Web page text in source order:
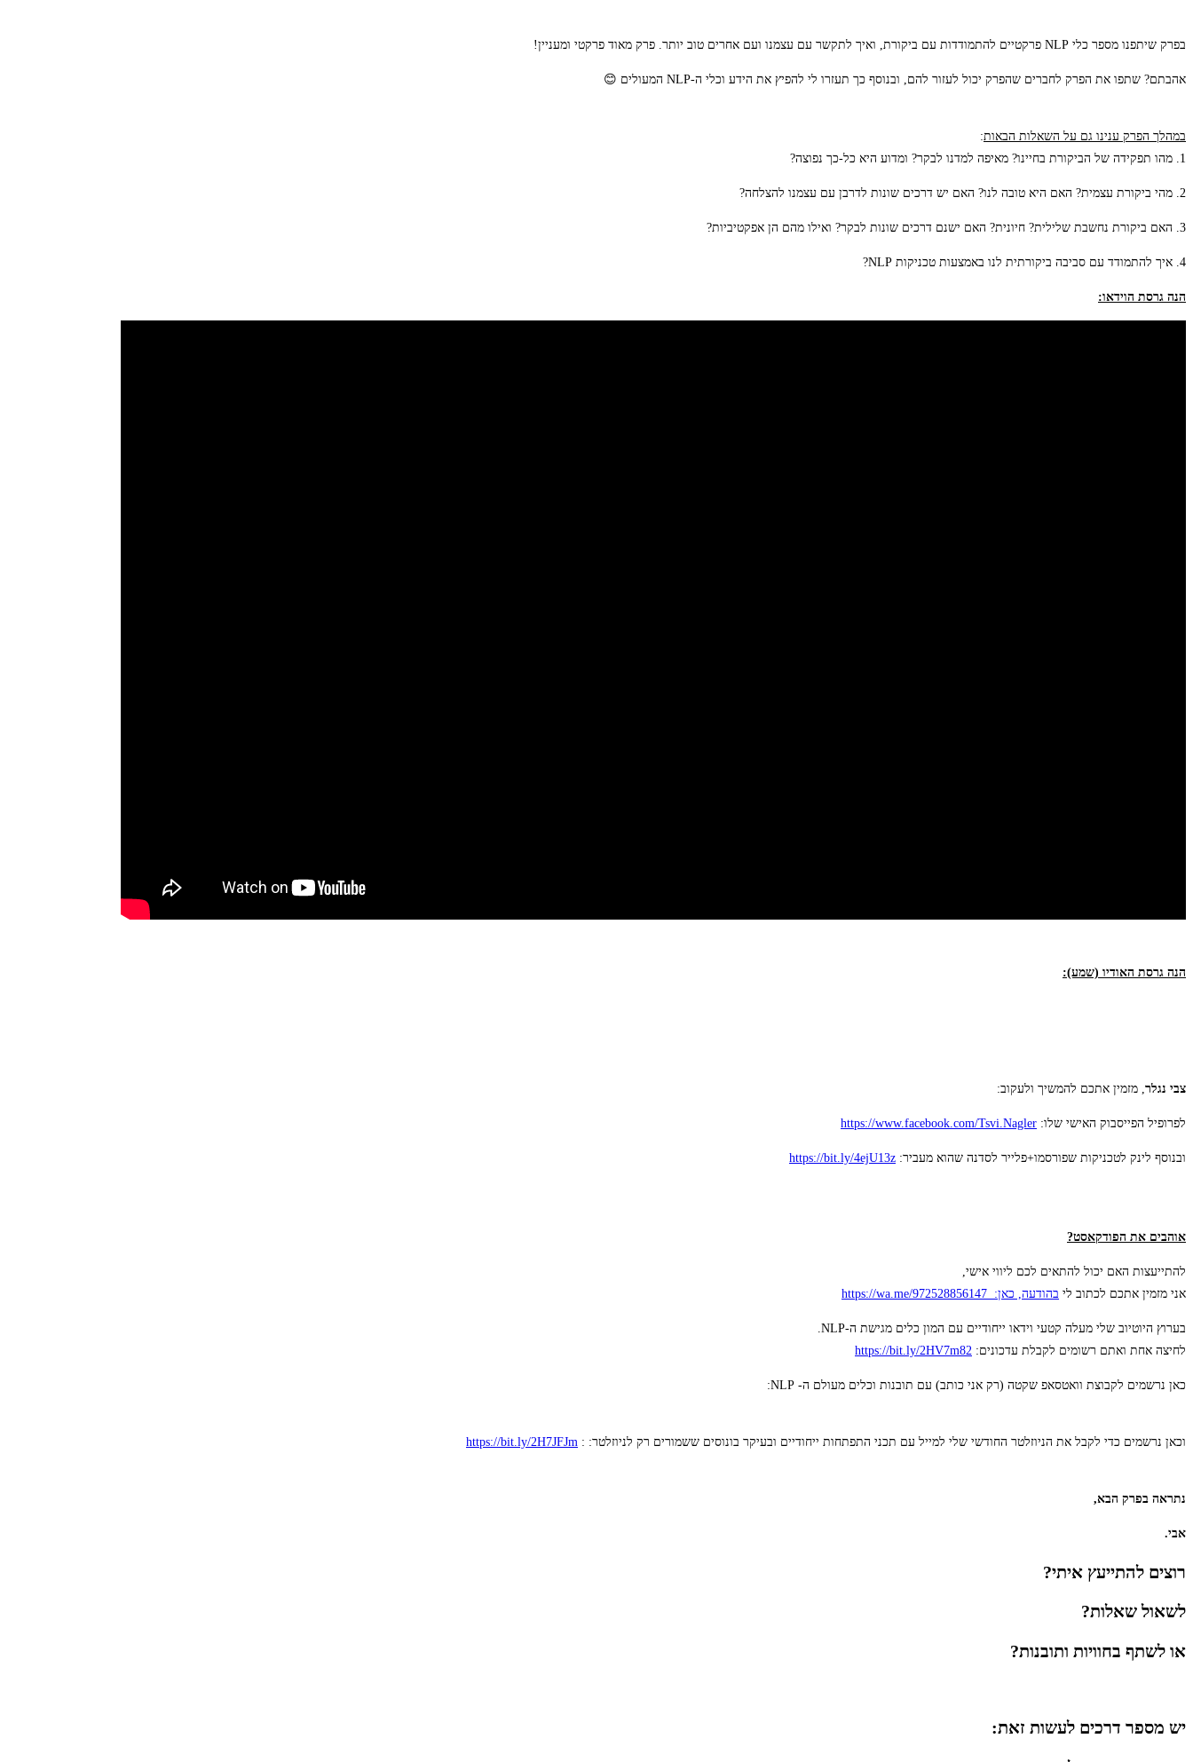
בפרק שיתפנו מספר כלי NLP פרקטיים להתמודדות עם ביקורת, ואיך לתקשר עם עצמנו ועם אחרים טוב יותר. פרק מאוד פרקטי ומעניין!
אהבתם? שתפו את הפרק לחברים שהפרק יכול לעזור להם, ובנוסף כך תעזרו לי להפיץ את הידע וכלי ה-NLP המעולים 😊
במהלך הפרק ענינו גם על השאלות הבאות:
1. מהו תפקידה של הביקורת בחיינו? מאיפה למדנו לבקר? ומדוע היא כל-כך נפוצה?
2. מהי ביקורת עצמית? האם היא טובה לנו? האם יש דרכים שונות לדרבן עם עצמנו להצלחה?
3. האם ביקורת נחשבת שלילית? חיונית? האם ישנם דרכים שונות לבקר? ואילו מהם הן אפקטיביות?
4. איך להתמודד עם סביבה ביקורתית לנו באמצעות טכניקות NLP?
הנה גרסת הוידאו:
הנה גרסת האודיו (שמע):
צבי נגלר, מזמין אתכם להמשיך ולעקוב:
לפרופיל הפייסבוק האישי שלו: https://www.facebook.com/Tsvi.Nagler
ובנוסף לינק לטכניקות שפורסמו+פלייר לסדנה שהוא מעביר: https://bit.ly/4ejU13z
אוהבים את הפודקאסט?
להתייעצות האם יכול להתאים לכם ליווי אישי,
אני מזמין אתכם לכתוב לי בהודעה, כאן: https://wa.me/972528856147
בערוץ היוטיוב שלי מעלה קטעי וידאו ייחודיים עם המון כלים מגישת ה-NLP.
לחיצה אחת ואתם רשומים לקבלת עדכונים: https://bit.ly/2HV7m82
כאן נרשמים לקבוצת וואטסאפ שקטה (רק אני כותב) עם תובנות וכלים מעולם ה- NLP:
וכאן נרשמים כדי לקבל את הניוזלטר החודשי שלי למייל עם תכני התפתחות ייחודיים ובעיקר בונוסים ששמורים רק לניוזלטר: : https://bit.ly/2H7JFJm
נתראה בפרק הבא,
אבי.
רוצים להתייעץ איתי?
לשאול שאלות?
או לשתף בחוויות ותובנות?
יש מספר דרכים לעשות זאת: